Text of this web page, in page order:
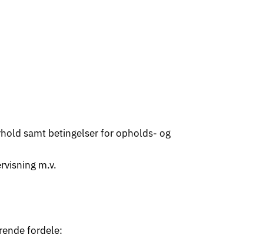
samt betingelser for opholds- og
m.v.
fordele: